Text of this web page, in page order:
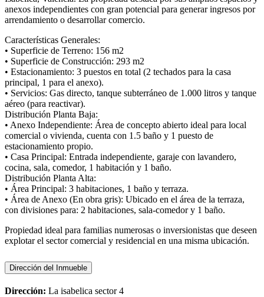
anexos independientes con gran potencial para generar ingresos por
arrendamiento o desarrollar comercio.
Características Generales:
• Superficie de Terreno: 156 m2
• Superficie de Construcción: 293 m2
• Estacionamiento: 3 puestos en total (2 techados para la casa
principal, 1 para el anexo).
• Servicios: Gas directo, tanque subterráneo de 1.000 litros y tanque
aéreo (para reactivar).
Distribución Planta Baja:
• Anexo Independiente: Área de concepto abierto ideal para local
comercial o vivienda, cuenta con 1.5 baño y 1 puesto de
estacionamiento propio.
• Casa Principal: Entrada independiente, garaje con lavandero,
cocina, sala, comedor, 1 habitación y 1 baño.
Distribución Planta Alta:
• Área Principal: 3 habitaciones, 1 baño y terraza.
• Área de Anexo (En obra gris): Ubicado en el área de la terraza,
con divisiones para: 2 habitaciones, sala-comedor y 1 baño.
Propiedad ideal para familias numerosas o inversionistas que deseen
explotar el sector comercial y residencial en una misma ubicación.
Dirección del Inmueble
Dirección: La isabelica sector 4